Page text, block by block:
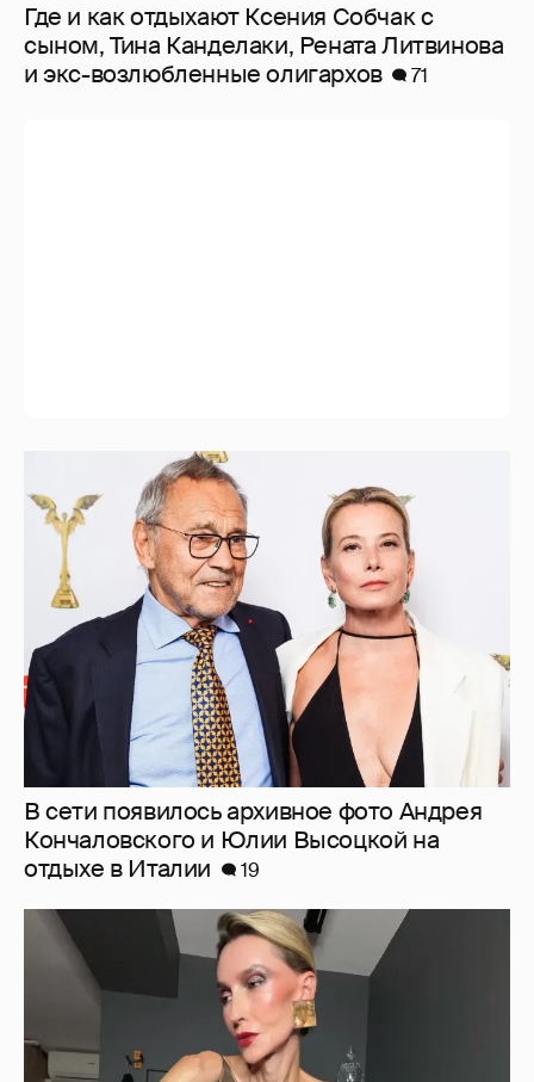
Где и как отдыхают Ксения Собчак с
сыном, Тина Канделаки, Рената Литвинова
и экс-возлюбленные олигархов
71
В сети появилось архивное фото Андрея
Кончаловского и Юлии Высоцкой на
отдыхе в Италии
19
"Люблю своё тело". 52-летняя Наталья
Максимова показала фигуру в "голых"